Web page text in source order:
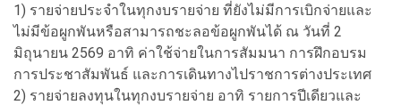
1) รายจ่ายประจำในทุกงบรายจ่าย ที่ยังไม่มีการเบิกจ่ายและ
ไม่มีข้อผูกพันหรือสามารถชะลอข้อผูกพันได้ ณ วันที่ 2
มิถุนายน 2569 อาทิ ค่าใช้จ่ายในการสัมมนา การฝึกอบรม
การประชาสัมพันธ์ และการเดินทางไปราชการต่างประเทศ
2) รายจ่ายลงทุนในทุกงบรายจ่าย อาทิ รายการปีเดียวและ